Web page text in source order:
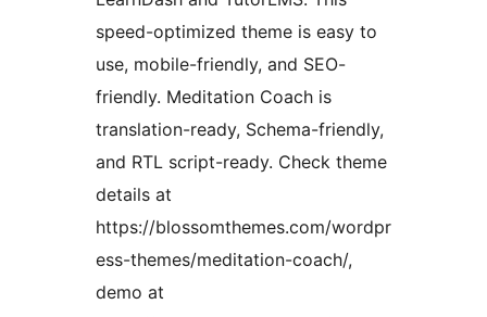
speed-optimized theme is easy to
use, mobile-friendly, and SEO-
friendly. Meditation Coach is
translation-ready, Schema-friendly,
and RTL script-ready. Check theme
details at
https://blossomthemes.com/wordpr
ess-themes/meditation-coach/,
demo at